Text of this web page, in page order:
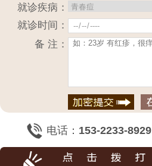
就诊疾病：
就诊时间：
备 注：
电话： 153-2233-8929